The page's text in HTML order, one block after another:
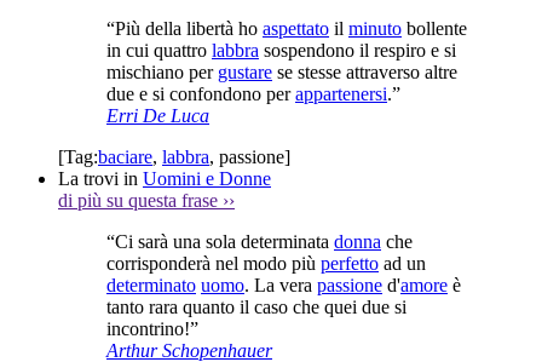
“Più della libertà ho aspettato il minuto bollente
in cui quattro labbra sospendono il respiro e si
mischiano per gustare se stesse attraverso altre
due e si confondono perappartenersi.”
Erri De Luca
[Tag:baciare, labbra, passione]
La trovi in Uomini e Donne
di più su questa frase ››
“Ci sarà una sola determinata donna che
corrisponderà nel modo più perfetto ad un
determinato uomo. La vera passione d'amore è
tanto rara quanto il caso che quei due si
incontrino!”
Arthur Schopenhauer